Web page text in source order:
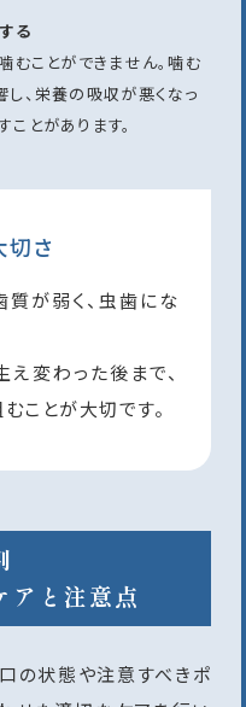
る
むことができません。噛む
、栄養の吸収が悪くなっ
とがあります。
さ
が弱く、虫歯にな
変わった後まで、
ことが大切です。
アと注意点
の状態や注意すべきポ